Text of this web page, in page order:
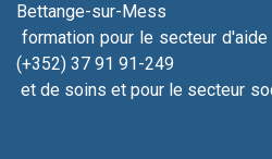
Bettange-sur-Mess
formation pour le
(+352) 37 91 91-249
et de soins et pour